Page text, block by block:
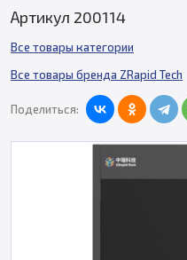
Артикул 200114
Все товары категории
Все товары бренда ZRapid Tech
Поделиться: